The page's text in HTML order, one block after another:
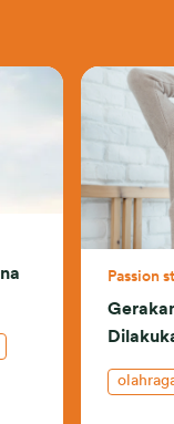
Passion